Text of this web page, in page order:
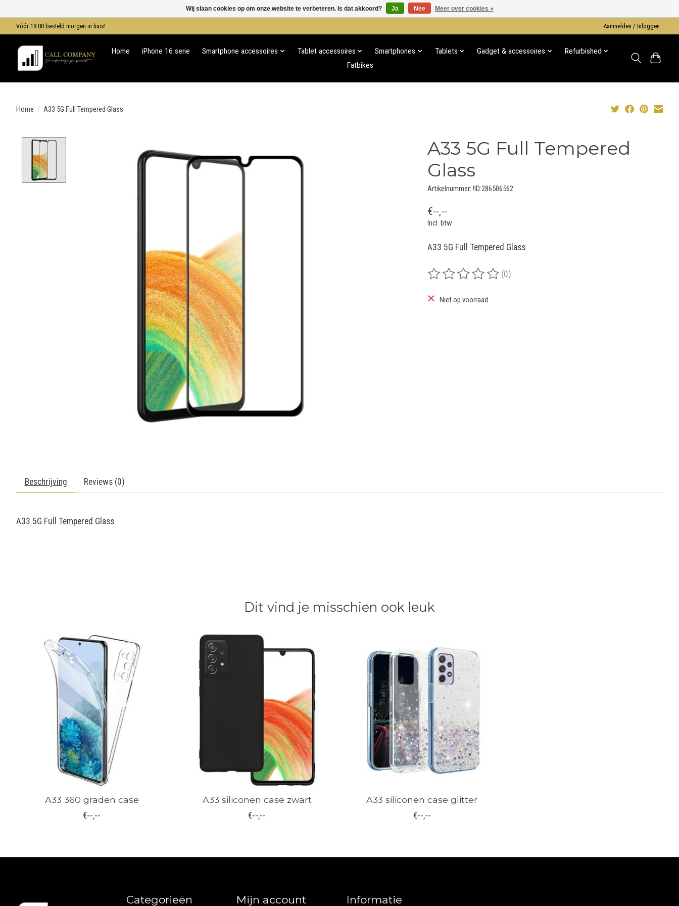
Vóór 19:00 besteld morgen in huis! Aanmelden / Inloggen
Home iPhone 16 serie Smartphone accessoires Tablet accessoires Smartphones Tablets Gadget & accessoires
Refurbished
Fatbikes
Home / A33 5G Full Tempered Glass
A33 5G Full Tempered
Glass
Artikelnummer: !ID:286506562
€--,--
Incl. btw
A33 5G Full Tempered Glass
De beoordeling van dit product is
(0)
Niet op voorraad
Beschrijving Reviews (0)
A33 5G Full Tempered Glass
Dit vind je misschien ook leuk
Items van productcarrousel
A33 360 graden case
€--,--
A33 siliconen case zwart
€--,--
A33 siliconen case glitter
€--,--
Categorieën Mijn account Informatie
Wij slaan cookies op om onze website te verbeteren. Is dat akkoord? Ja Nee Meer over cookies »